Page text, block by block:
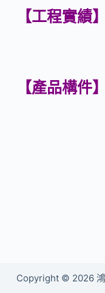
【工程實績】
【產品構件】
Copyright © 2026